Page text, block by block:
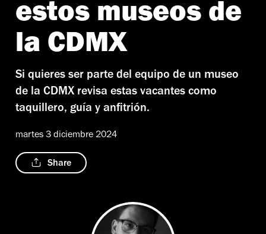
estos museos de
la CDMX
Si quieres ser parte del equipo de un museo
de la CDMX revisa estas vacantes como
taquillero, guía y anfitrión.
martes 3 diciembre 2024
Share